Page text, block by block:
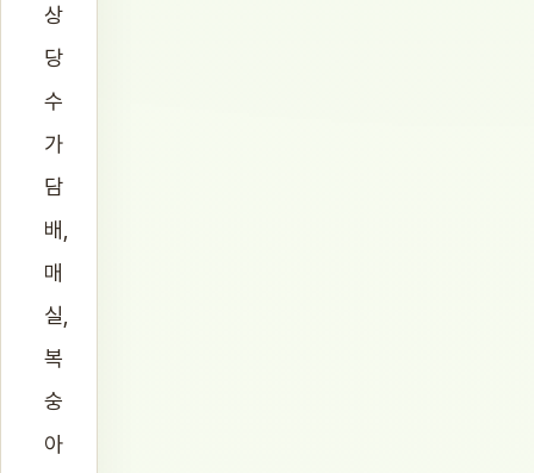
상
당
수
가
담
배,
매
실,
복
숭
아